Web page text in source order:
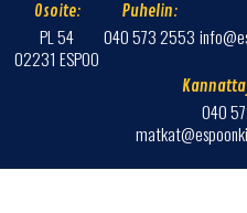
Osoite:
PL 54
02231 ESPOO
Puhelin:
040 573 2553
040